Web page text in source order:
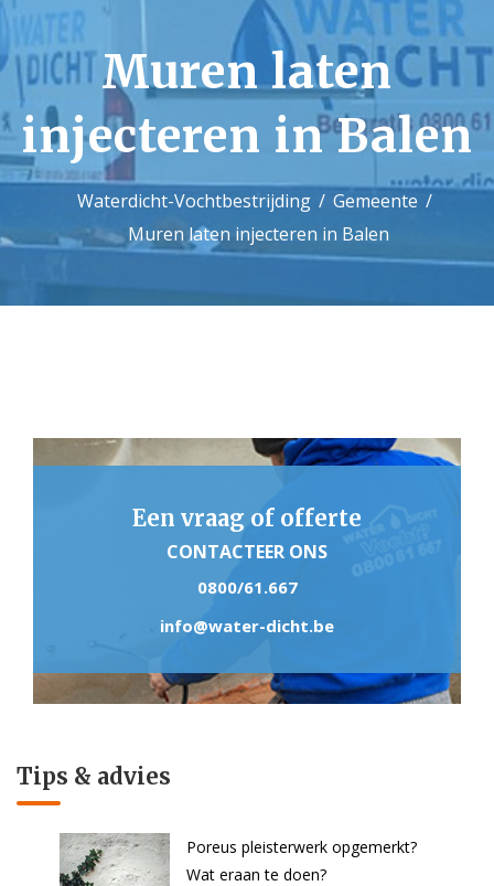
In actie
Contact
Muren laten
injecteren in Balen
Waterdicht-Vochtbestrijding
Gemeente
Muren laten injecteren in Balen
Een vraag of offerte
CONTACTEER ONS
0800/61.667
info@water-dicht.be
Tips & advies
Poreus pleisterwerk opgemerkt?
Wat eraan te doen?